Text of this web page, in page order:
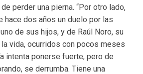
perder una pierna. “Por otro lado,
hace dos años un duelo por las
de sus hijos, y de Raúl Noro, su
vida, ocurridos con pocos meses
intenta ponerse fuerte, pero de
se derrumba. Tiene una